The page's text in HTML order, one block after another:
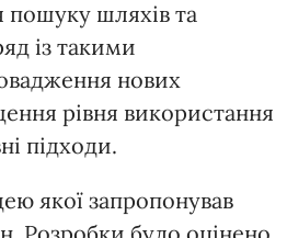
пошуку шляхів та
із такими
нових
рівня використання
підходи.
якої запропонував